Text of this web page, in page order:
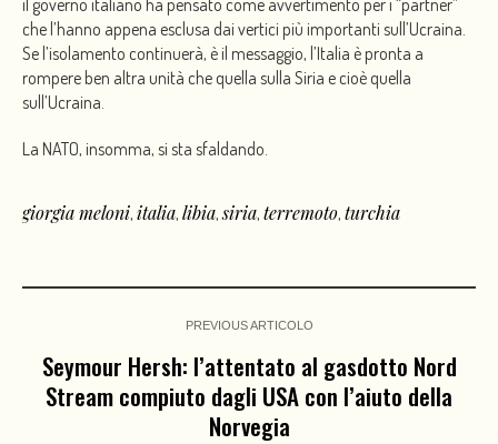
che l’hanno appena esclusa dai vertici più importanti sull’Ucraina.
Se l’isolamento continuerà, è il messaggio, l’Italia è pronta a
rompere ben altra unità che quella sulla Siria e cioè quella
sull’Ucraina.
La NATO, insomma, si sta sfaldando.
giorgia meloni, italia, libia,siria, terremoto, turchia
PREVIOUS ARTICOLO
Seymour Hersh: l’attentato al gasdotto Nord
Stream compiuto dagli USA con l’aiuto della
Norvegia